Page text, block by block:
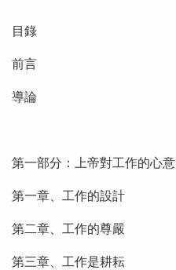
目錄
前言
導論
第一部分：上帝對工作的心意
第一章、工作的設計
第二章、工作的尊嚴
第三章、工作是耕耘